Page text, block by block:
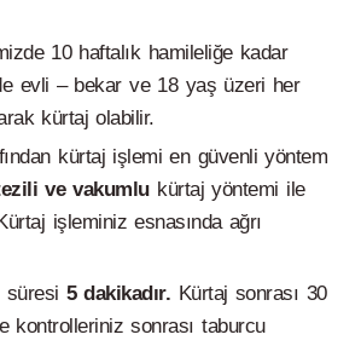
10 haftalık hamileliğe kadar
evli – bekar ve 18 yaş üzeri her
kürtaj olabilir.
kürtaj işlemi en güvenli yöntem
ve vakumlukürtaj yöntemi ile
işleminiz esnasında ağrı
süresi 5 dakikadır. Kürtaj sonrası 30
kontrolleriniz sonrası taburcu